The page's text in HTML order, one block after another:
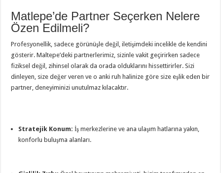
Matlepe’de Partner Seçerken Nelere
Özen Edilmeli?
Profesyonellik, sadece görünüşle değil, iletişimdeki incelikle de kendini
gösterir. Maltepe’deki partnerlerimiz, sizinle vakit geçirirken sadece
fiziksel değil, zihinsel olarak da orada olduklarını hissettirirler. Sizi
dinleyen, size değer veren ve o anki ruh halinize göre size eşlik eden bir
partner, deneyiminizi unutulmaz kılacaktır.
Stratejik Konum: İş merkezlerine ve ana ulaşım hatlarına yakın,
konforlu buluşma alanları.